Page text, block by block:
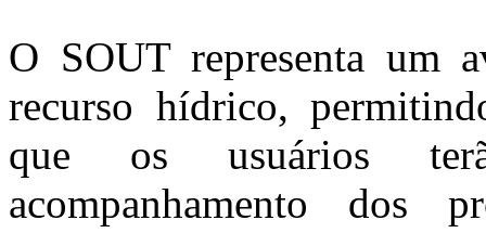
O SOUT representa um
recurso hídrico,
que os usuários
acompanhamento dos